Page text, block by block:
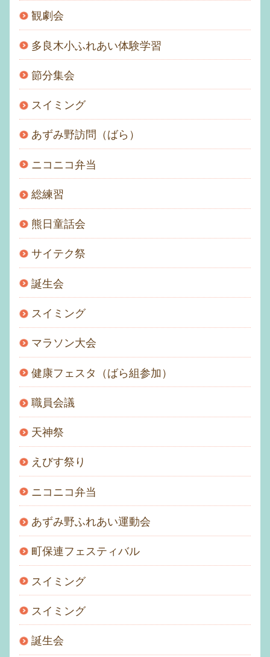
観劇会
多良木小ふれあい体験学習
節分集会
スイミング
あずみ野訪問（ばら）
ニコニコ弁当
総練習
熊日童話会
サイテク祭
誕生会
スイミング
マラソン大会
健康フェスタ（ばら組参加）
職員会議
天神祭
えびす祭り
ニコニコ弁当
あずみ野ふれあい運動会
町保連フェスティバル
スイミング
スイミング
誕生会